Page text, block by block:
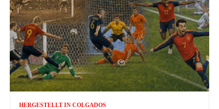
HERGESTELLT IN COLGADOS